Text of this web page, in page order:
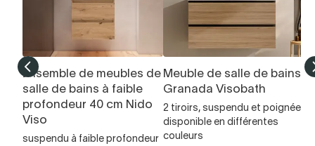
Ensemble de meubles de
salle de bains à faible
profondeur 40 cm Nido
Viso
suspendu à faible profondeur
Meuble de salle de bains
Granada Visobath
2 tiroirs, suspendu et poignée
disponible en différentes
couleurs